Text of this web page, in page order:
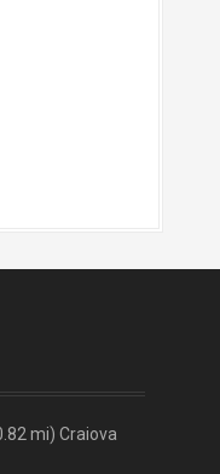
mi) Craiova